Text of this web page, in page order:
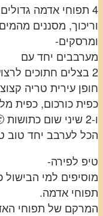
4 תפוחי אדמה
וריכוך, מסננים
ומרסקים-
מערבבים יחד עם
2 בצלים חתוכים לרצועות ומטוגנים ב-3 כפות שמן זית
חופן עירית טריה
כפית כורכום, כפית
ו-2 שיני שום כתושות 🙂
הכל לערבב יחד טוב
טיפ לפירה-
מוסיפים למי
תפוחי אדמה.
המרקם של תפוחי